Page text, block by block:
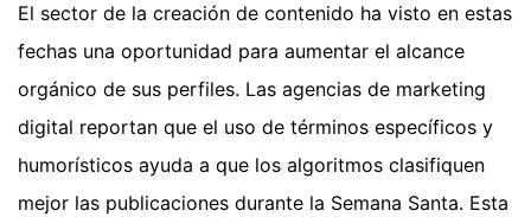
El sector de la creación de contenido ha visto en estas
fechas una oportunidad para aumentar el alcance
orgánico de sus perfiles. Las agencias de marketing
digital reportan que el uso de términos específicos y
humorísticos ayuda a que los algoritmos clasifiquen
mejor las publicaciones durante la Semana Santa. Esta